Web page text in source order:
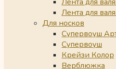
Лента для
Для носков
Супервоуш
Супервоуш
Крейзи Колор
Верблюжка